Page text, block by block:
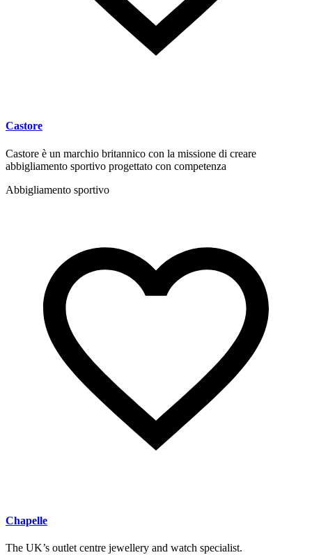
Castore
Castore è un marchio britannico con la missione di creare
abbigliamento sportivo progettato con competenza
Abbigliamento sportivo
Chapelle
The UK’s outlet centre jewellery and watch specialist.